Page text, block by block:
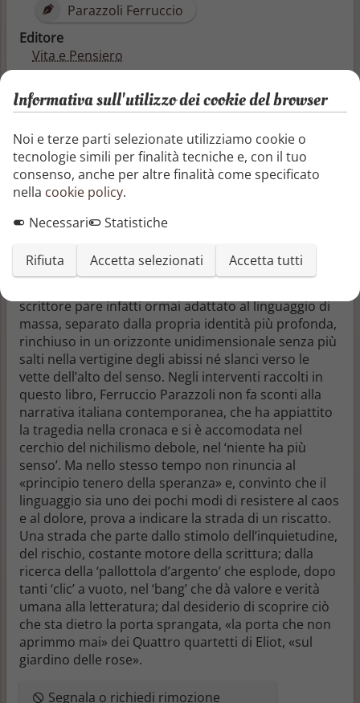
Parazzoli Ferruccio
Editore
Vita e Pensiero
08/03/2018
Antologie
Letteratura e narrativa
Letteratura e narrativa
Un autore italiano riflette sullo stato della letteratura
quale, nella società di oggi. Una società senza più
punti di riferimento, senza forma e volto, anonima e
scrittore pare infatti ormai adattato al linguaggio di
massa, separato dalla propria identità più profonda,
rinchiuso in un orizzonte unidimensionale senza più
salti nella vertigine degli abissi né slanci verso le
vette dell’alto del senso. Negli interventi raccolti in
questo libro, Ferruccio Parazzoli non fa sconti alla
narrativa italiana contemporanea, che ha appiattito
la tragedia nella cronaca e si è accomodata nel
cerchio del nichilismo debole, nel ‘niente ha più
senso’. Ma nello stesso tempo non rinuncia al
«principio tenero della speranza» e, convinto che il
linguaggio sia uno dei pochi modi di resistere al caos
e al dolore, prova a indicare la strada di un riscatto.
Una strada che parte dallo stimolo dell’inquietudine,
del rischio, costante motore della scrittura; dalla
ricerca della ‘pallottola d’argento’ che esplode, dopo
tanti ‘clic’ a vuoto, nel ‘bang’ che dà valore e verità
umana alla letteratura; dal desiderio di scoprire ciò
che sta dietro la porta sprangata, «la porta che non
aprimmo mai» dei Quattro quartetti di Eliot, «sul
giardino delle rose».
Segnala o richiedi rimozione
Informativa sull'utilizzo dei cookie del browser
Noi e terze parti selezionate utilizziamo cookie o
tecnologie simili per finalità tecniche e, con il tuo
consenso, anche per altre finalità come specificato
nella cookie policy.
Necessari
Statistiche
Rifiuta Accetta selezionati Accetta tutti